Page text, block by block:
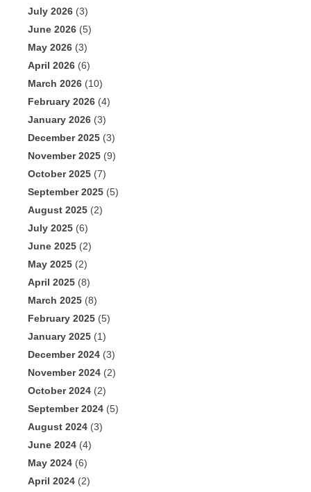
July 2026 (3)
June 2026 (5)
May 2026 (3)
April 2026 (6)
March 2026 (10)
February 2026 (4)
January 2026 (3)
December 2025 (3)
November 2025 (9)
October 2025 (7)
September 2025 (5)
August 2025 (2)
July 2025 (6)
June 2025 (2)
May 2025 (2)
April 2025 (8)
March 2025 (8)
February 2025 (5)
January 2025 (1)
December 2024 (3)
November 2024 (2)
October 2024 (2)
September 2024 (5)
August 2024 (3)
June 2024 (4)
May 2024 (6)
April 2024 (2)